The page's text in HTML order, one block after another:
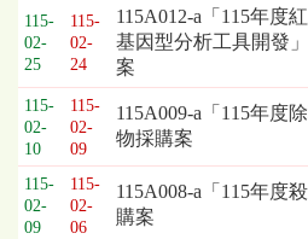
標
日
期、
公
告
事
項
115-
02-
25
115-
02-
24
115A012-a「115年度
基因型分析工具開發
案
115-
02-
10
115-
02-
09
115A009-a「115年度
物採購案
115-
02-
09
115-
02-
06
115A008-a「115年度
購案